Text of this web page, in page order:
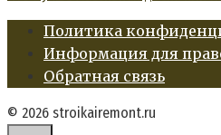
Политика
Информация для
Обратная связь
© 2026 stroikairemont.ru